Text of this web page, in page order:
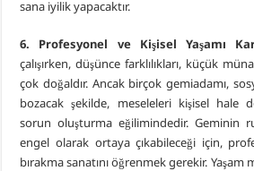
sana iyilik yapacaktır.
6. Profesyonel ve Kişisel Yaşamı
çalışırken, düşünce farklılıkları, küçük
çok doğaldır. Ancak birçok gemiadamı,
bozacak şekilde, meseleleri kişisel hale
sorun oluşturma eğilimindedir. Geminin
engel olarak ortaya çıkabileceği için,
bırakma sanatını öğrenmek gerekir.